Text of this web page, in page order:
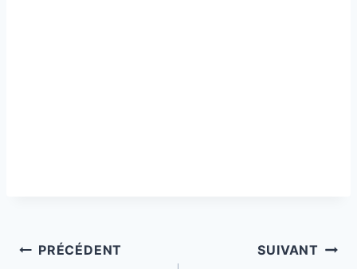
Navigation
PRÉCÉDENT SUIVANT